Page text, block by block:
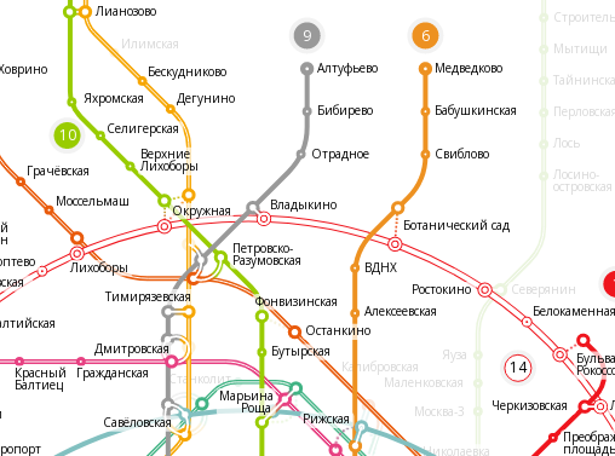
Илимская
Мытищи
Лось
Лосино-
островская
Северянин
Яуза
Маленковская
Москва-3
Николаевка
Калибровская
Станколит
14
9 6
10
Грачёвская
Моссельмаш
Останкино
Медведково
Бабушкинская
Свиблово
ВДНХ
Алексеевская
Рижская
Красный
Балтиец
Гражданская
Дмитровская
Лихоборы
Окружная
Дегунино
Бескудниково
Верхние
Лихоборы
Селигерская
Яхромская
Лианозово
Тимирязевская
Марьина
Роща
Савёловская
Фонвизинская
Бутырская
Петровско-
Разумовская
Бибирево
Отрадное
Владыкино
Ботанический сад
Алтуфьево
Ростокино
Черкизовская
площадь